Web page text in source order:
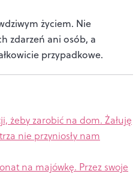
życiem. Nie
zdarzeń ani osób, a
przypadkowe.
żeby zarobić na dom. Żałuję
nie przyniosły nam
na majówkę. Przez swoje